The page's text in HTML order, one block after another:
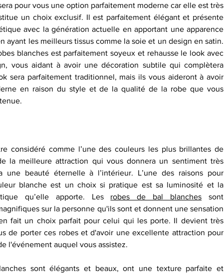
pour vous une option parfaitement moderne car elle est très
un choix exclusif. Il est parfaitement élégant et présente
avec la génération actuelle en apportant une apparence
ayant les meilleurs tissus comme la soie et un design en satin.
blanches est parfaitement soyeux et rehausse le look avec
vous aidant à avoir une décoration subtile qui complètera
sera parfaitement traditionnel, mais ils vous aideront à avoir
en raison du style et de la qualité de la robe que vous
considéré comme l’une des couleurs les plus brillantes de
la meilleure attraction qui vous donnera un sentiment très
une beauté éternelle à l’intérieur. L’une des raisons pour
blanche est un choix si pratique est sa luminosité et la
qu’elle apporte. Les robes de bal blanches sont
sur la personne qu'ils sont et donnent une sensation
fait un choix parfait pour celui qui les porte. Il devient très
de porter ces robes et d'avoir une excellente attraction pour
l'événement auquel vous assistez.
sont élégants et beaux, ont une texture parfaite et